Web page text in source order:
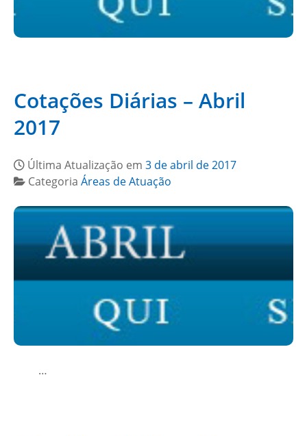
Cotações Diárias – Abril
2017
Última Atualização em 3 de abril de 2017
Categoria Áreas de Atuação
…